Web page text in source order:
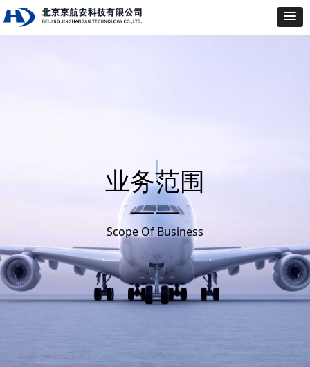
业务范围
——
Scope Of Business